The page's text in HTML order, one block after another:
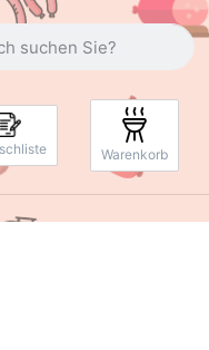
Suchbegriff ein.
Warenkorb